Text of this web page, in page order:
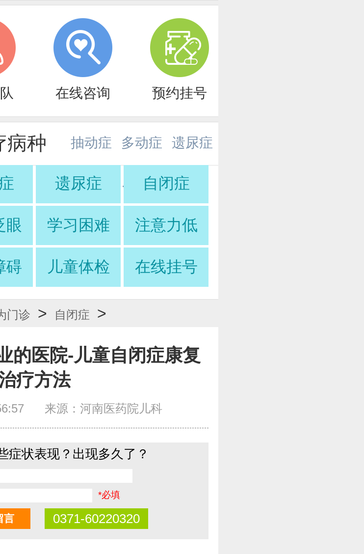
在线咨询 预约挂号
病种 抽动症
·
多动症
·
遗尿症
遗尿症 自闭症
眼 学习困难 注意力低
碍 儿童体检 在线挂号
门诊 > 自闭症 >
的医院-儿童自闭症康复
疗方法
来源：河南医药院儿科
症状表现？出现多久了？
*必填
0371-60220320